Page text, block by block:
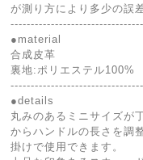
が測り方により多少の誤
●material
合成皮革
裏地:ポリエステル100%
●details
丸みのあるミニサイズが
からハンドルの長さを調
掛けで使用できます。